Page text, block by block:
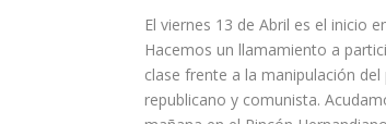
El viernes 13 de Abril es el inicio
Hacemos un llamamiento a
clase frente a la manipulación
republicano y comunista.